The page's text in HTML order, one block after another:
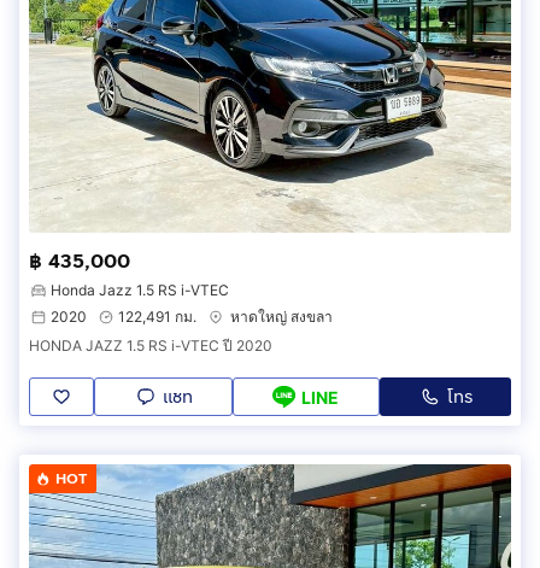
฿ 435,000
Honda Jazz 1.5 RS i-VTEC
2020
122,491 กม.
หาดใหญ่ สงขลา
HONDA JAZZ 1.5 RS i-VTEC ปี 2020
แชท LINE โทร
HOT